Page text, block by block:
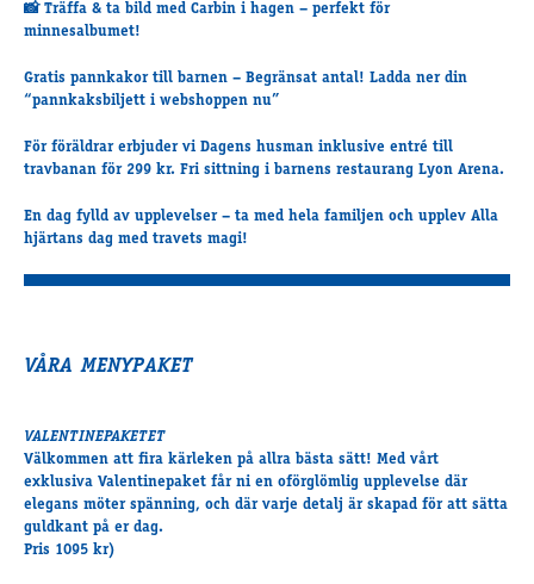
Samarbetspartners
Kursutbud och Aktiviteter
Ungdoms­stipendium
Åby Trav­sällskap
📸 Träffa & ta bild med Carbin i hagen – perfekt för
minnesalbumet!
Gratis pannkakor till barnen – Begränsat antal! Ladda ner din
“pannkaksbiljett i webshoppen nu”
För föräldrar erbjuder vi Dagens husman inklusive entré till
travbanan för 299 kr. Fri sittning i barnens restaurang Lyon Arena.
En dag fylld av upplevelser – ta med hela familjen och upplev Alla
hjärtans dag med travets magi!
VÅRA MENYPAKET
VALENTINEPAKETET
Välkommen att fira kärleken på allra bästa sätt! Med vårt
exklusiva Valentinepaket får ni en oförglömlig upplevelse där
elegans möter spänning, och där varje detalj är skapad för att sätta
guldkant på er dag.
Pris 1095 kr)